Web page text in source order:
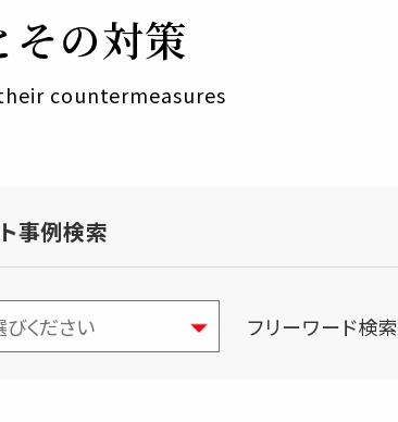
その対策
countermeasures
事例検索
フリーワード検索